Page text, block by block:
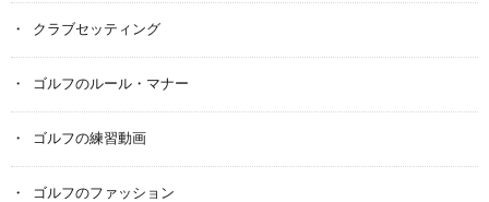
クラブセッティング
ゴルフのルール・マナー
ゴルフの練習動画
ゴルフのファッション